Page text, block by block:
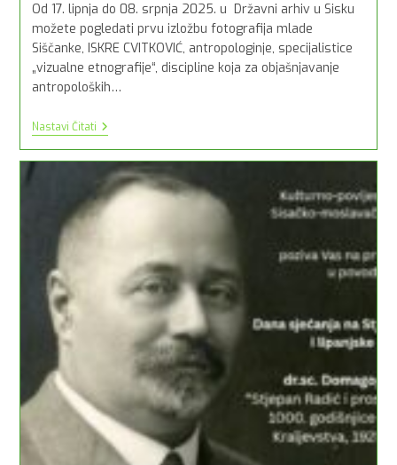
Od 17. lipnja do 08. srpnja 2025. u Državni arhiv u Sisku
možete pogledati prvu izložbu fotografija mlade
Siščanke, ISKRE CVITKOVIĆ, antropologinje, specijalistice
„vizualne etnografije“, discipline koja za objašnjavanje
antropoloških…
Nastavi ČitatiIZLOŽBA:
DALEKO
DOMA